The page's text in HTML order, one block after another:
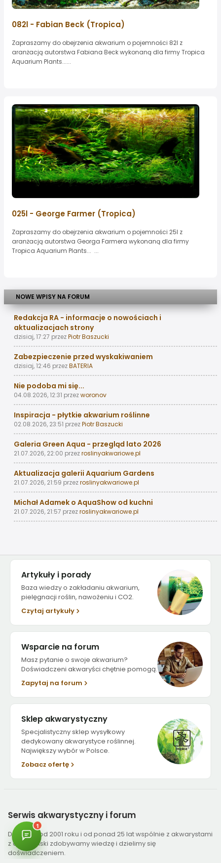
082l - Fabian Beck (Tropica)
Zapraszamy do obejrzenia akwarium o pojemności 82l z
aranżacją autorstwa Fabiana Beck wykonaną dla firmy Tropica
Aquarium Plants......
025l - George Farmer (Tropica)
Zapraszamy do obejrzenia akwarium o pojemności 25l z
aranżacją autorstwa Georga Farmera wykonaną dla firmy
Tropica Aquarium Plants... ...
NOWE WPISY NA FORUM
Redakcja RA - informacje o nowościach i
aktualizacjach strony
dzisiaj, 17:27 przezPiotr Baszucki
Zabezpieczenie przed wyskakiwaniem
dzisiaj, 12:46 przezBATERIA
Nie podoba mi się...
04.08.2026, 12:31 przezworonov
Inspiracja - płytkie akwarium roślinne
02.08.2026, 23:51 przezPiotr Baszucki
Galeria Green Aqua - przegląd lato 2026
21.07.2026, 22:00 przezroslinyakwariowe.pl
Aktualizacja galerii Aquarium Gardens
21.07.2026, 21:59 przezroslinyakwariowe.pl
Michał Adamek o AquaShow od kuchni
21.07.2026, 21:57 przezroslinyakwariowe.pl
Artykuły i porady
Baza wiedzy o zakładaniu akwarium,
pielęgnacji roślin, nawożeniu i CO2.
Czytaj artykuły
Wsparcie na forum
Masz pytanie o swoje akwarium?
Doświadczeni akwaryści chętnie pomogą.
Zapytaj na forum
Sklep akwarystyczny
Specjalistyczny sklep wysyłkowy
dedykowany akwarystyce roślinnej.
Największy wybór w Polsce.
Zobacz ofertę
Serwis akwarystyczny i forum
Działamy od 2001 roku i od ponad 25 lat wspólnie z akwarystami
z całej Polski zdobywamy wiedzę i dzielimy się
doświadczeniem.